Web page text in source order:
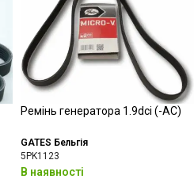
Ремінь генератора 1.9dci (-АС)
GATES Бельгія
5PK1123
В наявності